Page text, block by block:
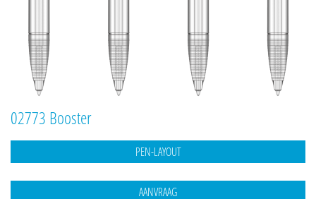
02773 Booster